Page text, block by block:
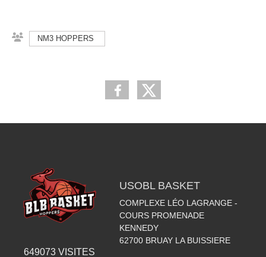
NM3 HOPPERS
649073 VISITES
USOBL BASKET
COMPLEXE LÉO LAGRANGE -
COURS PROMENADE
KENNEDY
62700 BRUAY LA BUISSIERE